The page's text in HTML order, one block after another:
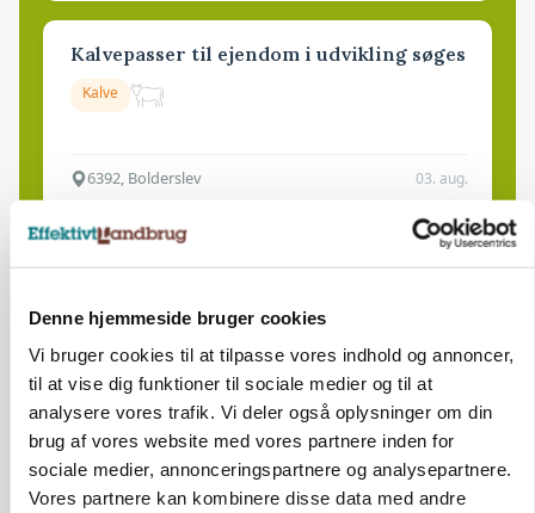
Denne hjemmeside bruger cookies
Vi bruger cookies til at tilpasse vores indhold og annoncer,
til at vise dig funktioner til sociale medier og til at
analysere vores trafik. Vi deler også oplysninger om din
brug af vores website med vores partnere inden for
sociale medier, annonceringspartnere og analysepartnere.
Vores partnere kan kombinere disse data med andre
Kalvepasser til ejendom i udvikling søges
Kalve
6392, Bolderslev 03. aug.
Leder til klimastald
9670, Løgstør 03. aug.